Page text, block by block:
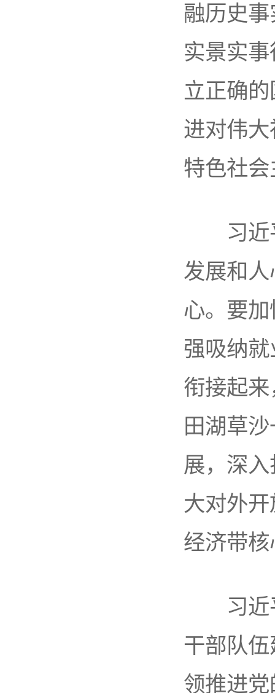
融历史
实景实
立正确
进对伟
特色社
习近平
发展和
心。要
强吸纳
衔接起
田湖草
展，深
大对外
经济带
习近平
干部队
领推进